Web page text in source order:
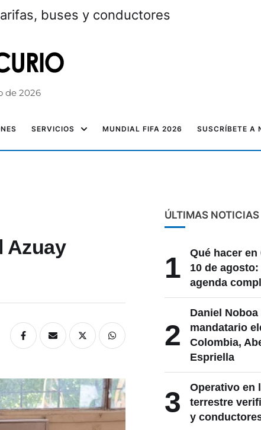
buses y conductores
de 2026
SERVICIOS MUNDIAL FIFA 2026 SUSCRÍBETE A
Azuay
ÚLTIMAS NOTICIAS
1
Qué hacer en
10 de
agenda
2
Daniel
mandatario
Colombia,
Espriella
3
Operativo en
terrestre
y